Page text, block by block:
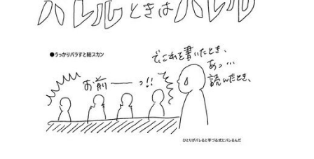
エネルギーの専門メディア
ちょっと気になるネットの話題